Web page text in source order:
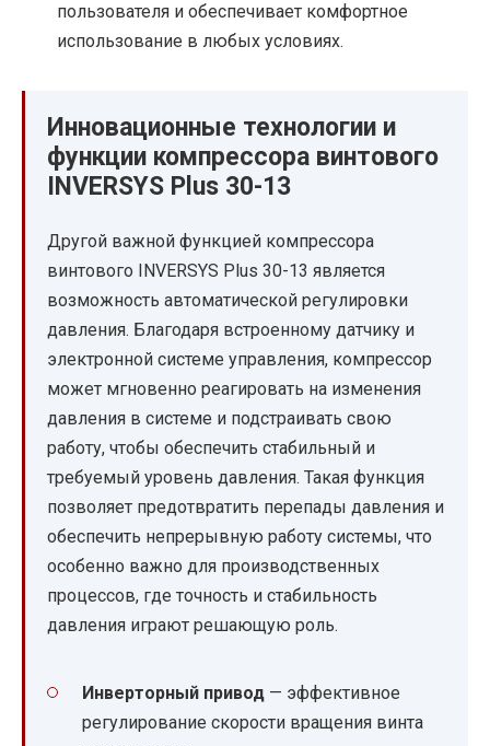
пользователя и обеспечивает комфортное
использование в любых условиях.
Инновационные технологии и
функции компрессора винтового
INVERSYS Plus 30-13
Другой важной функцией компрессора
винтового INVERSYS Plus 30-13 является
возможность автоматической регулировки
давления. Благодаря встроенному датчику и
электронной системе управления, компрессор
может мгновенно реагировать на изменения
давления в системе и подстраивать свою
работу, чтобы обеспечить стабильный и
требуемый уровень давления. Такая функция
позволяет предотвратить перепады давления и
обеспечить непрерывную работу системы, что
особенно важно для производственных
процессов, где точность и стабильность
давления играют решающую роль.
Инверторный привод — эффективное
регулирование скорости вращения винта